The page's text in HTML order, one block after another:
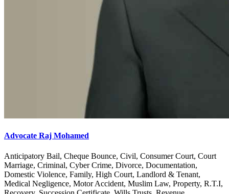
Advocate Raj Mohamed
Anticipatory Bail, Cheque Bounce, Civil, Consumer Court, Court
Marriage, Criminal, Cyber Crime, Divorce, Documentation,
Domestic Violence, Family, High Court, Landlord & Tenant,
Medical Negligence, Motor Accident, Muslim Law, Property, R.T.I,